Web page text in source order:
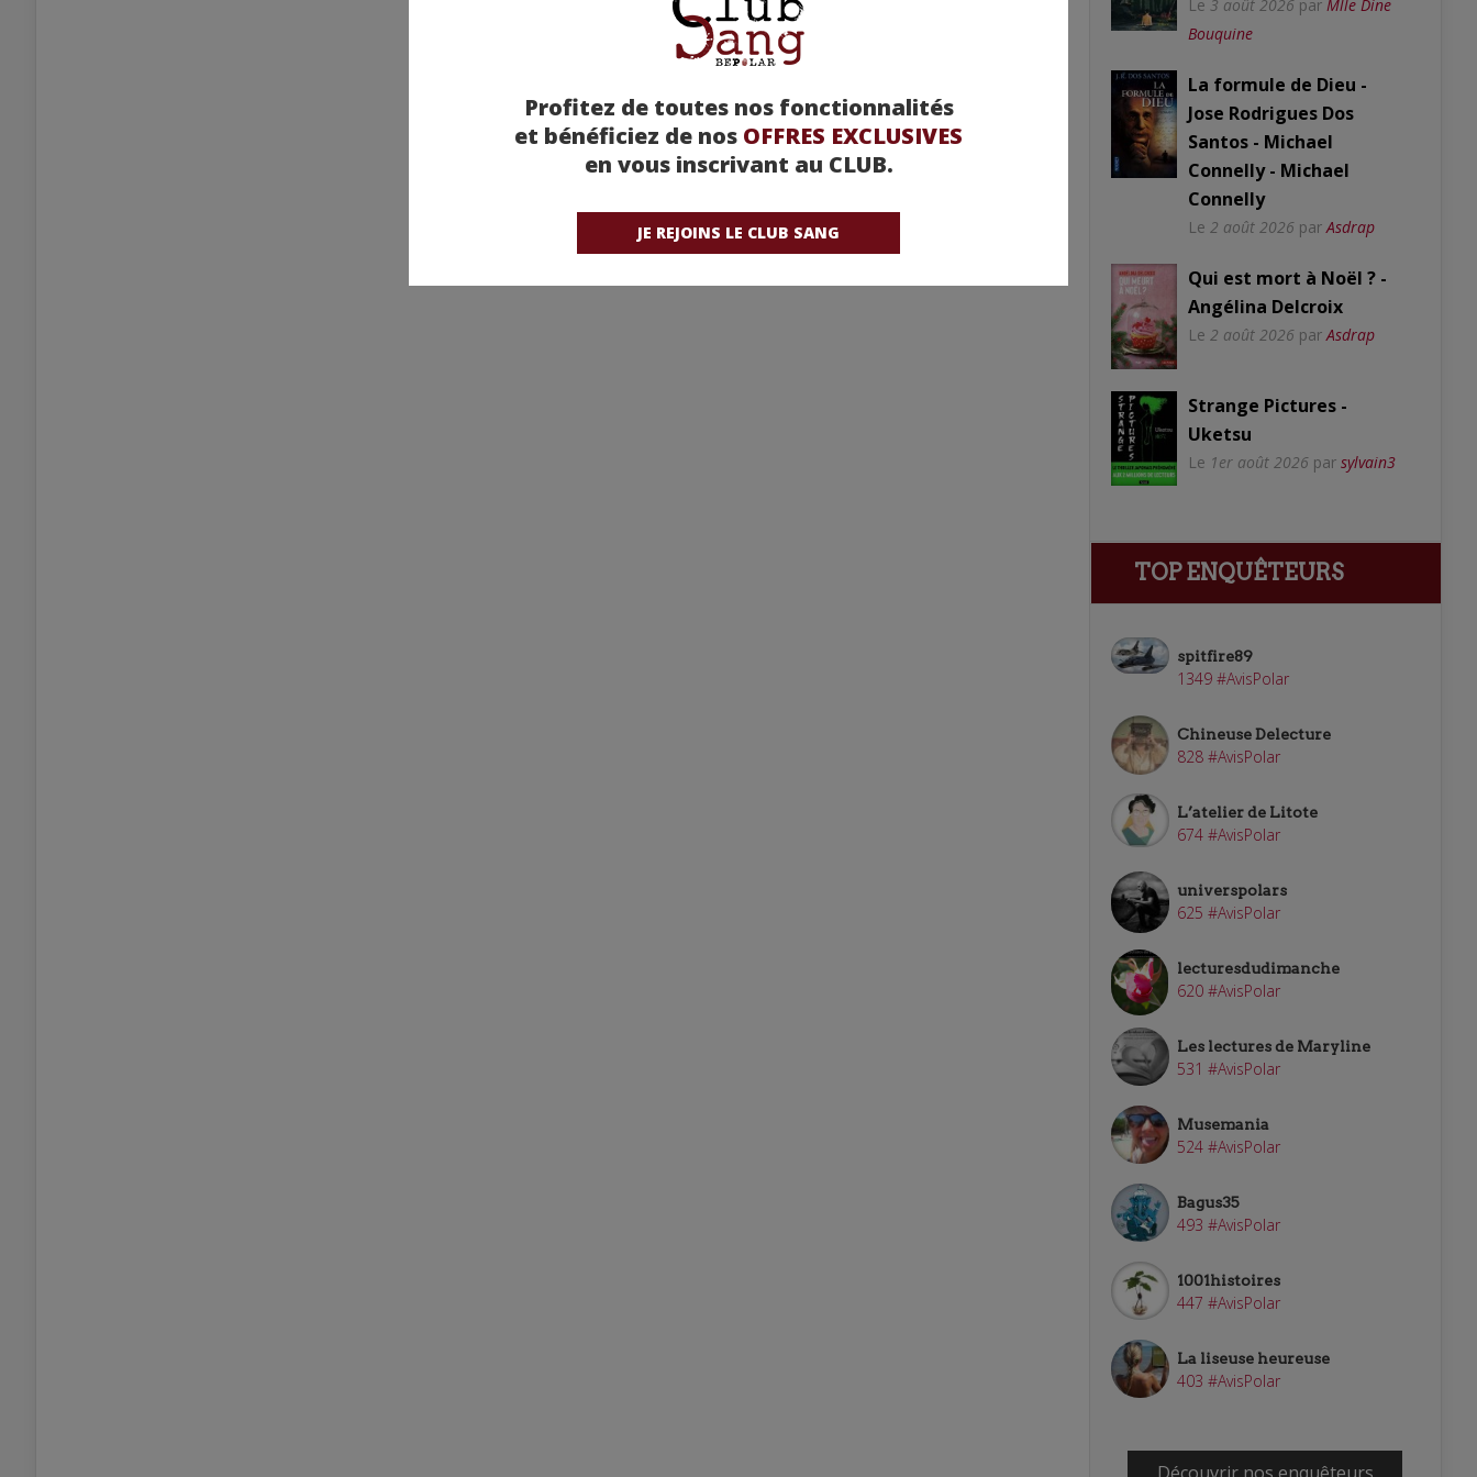
Profitez de toutes nos fonctionnalités
et bénéficiez de nos OFFRES EXCLUSIVES
en vous inscrivant au CLUB.
JE REJOINS LE CLUB SANG
Le 3 août 2026 par Mlle Dine
Bouquine
La formule de Dieu -
Jose Rodrigues Dos
Santos - Michael
Connelly - Michael
Connelly
Le 2 août 2026 par Asdrap
Qui est mort à Noël ? -
Angélina Delcroix
Le 2 août 2026 par Asdrap
Strange Pictures -
Uketsu
Le 1er août 2026 par sylvain3
TOP ENQUÊTEURS
spitfire89
1349 #AvisPolar
Chineuse Delecture
828 #AvisPolar
L’atelier de Litote
674 #AvisPolar
universpolars
625 #AvisPolar
lecturesdudimanche
620 #AvisPolar
Les lectures de Maryline
531 #AvisPolar
Musemania
524 #AvisPolar
Bagus35
493 #AvisPolar
1001histoires
447 #AvisPolar
La liseuse heureuse
403 #AvisPolar